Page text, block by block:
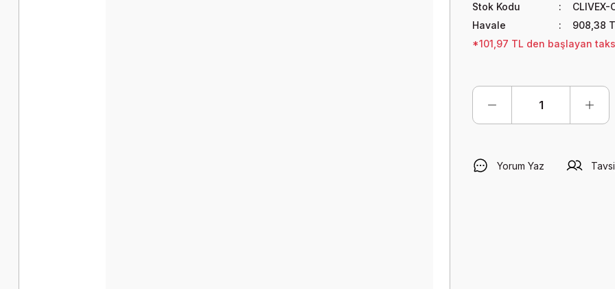
Stok Kodu
CLIVEX-
Havale
908,38
*101,97 TL den başlayan
Yorum Yaz